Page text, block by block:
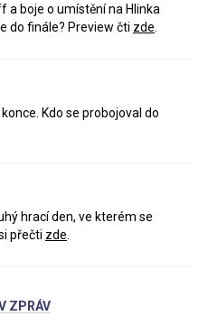
a boje o umístění na Hlinka
do finále? Preview čti zde
Kdo se probojoval do
hrací den, ve kterém se
přečti zde
ZPRÁV